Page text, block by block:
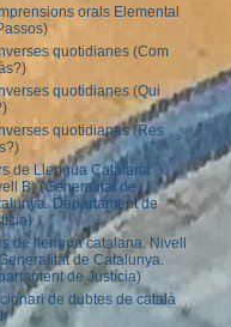
orals Elemental
quotidianes (Com
quotidianes (Qui
quotidianes (Res
de Llengua Catalana
B) (Generalitat de
Departament de
de llengua catalana. Nivell
de Catalunya.
de Justícia)
de dubtes de català